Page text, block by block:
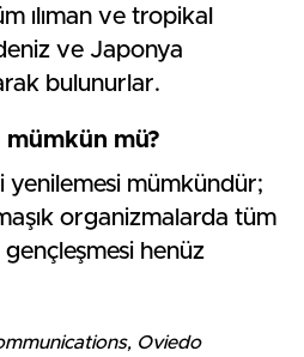
ılıman ve tropikal
ve Japonya
bulunurlar.
mü?
yenilemesi mümkündür;
organizmalarda tüm
gençleşmesi henüz
Oviedo